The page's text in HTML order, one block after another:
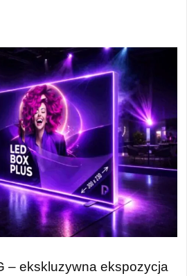
– ekskluzywna ekspozycja